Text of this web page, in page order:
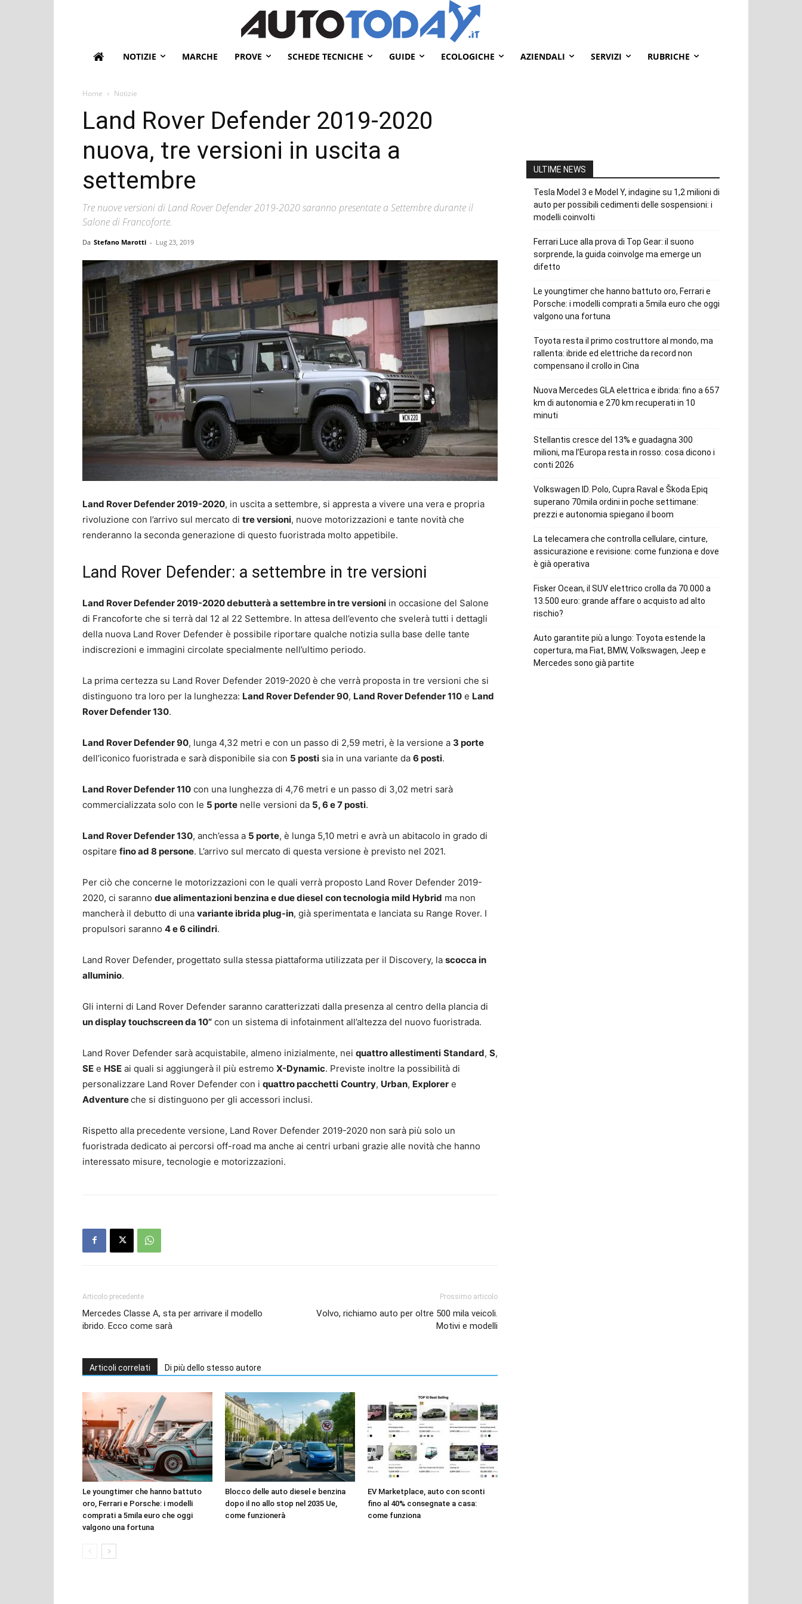
NOTIZIE MARCHE PROVE SCHEDE TECNICHE GUIDE ECOLOGICHE AZIENDALI SERVIZI RUBRICHE
Home Notizie
Land Rover Defender 2019-2020
nuova, tre versioni in uscita a
settembre
Tre nuove versioni di Land Rover Defender 2019-2020 saranno presentate a Settembre durante il
Salone di Francoforte.
Da Stefano Marotti - Lug 23, 2019
Land Rover Defender 2019-2020, in uscita a settembre, si appresta a vivere una vera e propria
rivoluzione con l’arrivo sul mercato di tre versioni, nuove motorizzazioni e tante novità che
renderanno la seconda generazione di questo fuoristrada molto appetibile.
Land Rover Defender: a settembre in tre versioni
Land Rover Defender 2019-2020 debutterà a settembre in tre versioni in occasione del Salone
di Francoforte che si terrà dal 12 al 22 Settembre. In attesa dell’evento che svelerà tutti i dettagli
della nuova Land Rover Defender è possibile riportare qualche notizia sulla base delle tante
indiscrezioni e immagini circolate specialmente nell’ultimo periodo.
La prima certezza su Land Rover Defender 2019-2020 è che verrà proposta in tre versioni che si
distinguono tra loro per la lunghezza: Land Rover Defender 90, Land Rover Defender 110 e Land
Rover Defender 130.
Land Rover Defender 90, lunga 4,32 metri e con un passo di 2,59 metri, è la versione a 3 porte
dell’iconico fuoristrada e sarà disponibile sia con 5 posti sia in una variante da 6 posti.
Land Rover Defender 110 con una lunghezza di 4,76 metri e un passo di 3,02 metri sarà
commercializzata solo con le 5 porte nelle versioni da 5, 6 e 7 posti.
Land Rover Defender 130, anch’essa a 5 porte, è lunga 5,10 metri e avrà un abitacolo in grado di
ospitare fino ad 8 persone. L’arrivo sul mercato di questa versione è previsto nel 2021.
Per ciò che concerne le motorizzazioni con le quali verrà proposto Land Rover Defender 2019-
2020, ci saranno due alimentazioni benzina e due diesel con tecnologia mild Hybrid ma non
mancherà il debutto di una variante ibrida plug-in, già sperimentata e lanciata su Range Rover. I
propulsori saranno 4 e 6 cilindri.
Land Rover Defender, progettato sulla stessa piattaforma utilizzata per il Discovery, la scocca in
alluminio.
Gli interni di Land Rover Defender saranno caratterizzati dalla presenza al centro della plancia di
un display touchscreen da 10” con un sistema di infotainment all’altezza del nuovo fuoristrada.
Land Rover Defender sarà acquistabile, almeno inizialmente, nei quattro allestimenti Standard, S,
SE e HSE ai quali si aggiungerà il più estremo X-Dynamic. Previste inoltre la possibilità di
personalizzare Land Rover Defender con i quattro pacchetti Country, Urban, Explorer e
Adventureche si distinguono per gli accessori inclusi.
Rispetto alla precedente versione, Land Rover Defender 2019-2020 non sarà più solo un
fuoristrada dedicato ai percorsi off-road ma anche ai centri urbani grazie alle novità che hanno
interessato misure, tecnologie e motorizzazioni.
Articolo precedente
Mercedes Classe A, sta per arrivare il modello
ibrido. Ecco come sarà
Prossimo articolo
Volvo, richiamo auto per oltre 500 mila veicoli.
Motivi e modelli
Articoli correlati Di più dello stesso autore
Le youngtimer che hanno battuto
oro, Ferrari e Porsche: i modelli
comprati a 5mila euro che oggi
valgono una fortuna
Blocco delle auto diesel e benzina
dopo il no allo stop nel 2035 Ue,
come funzionerà
EV Marketplace, auto con sconti
fino al 40% consegnate a casa:
come funziona
ULTIME NEWS
Tesla Model 3 e Model Y, indagine su 1,2 milioni di
auto per possibili cedimenti delle sospensioni: i
modelli coinvolti
Ferrari Luce alla prova di Top Gear: il suono
sorprende, la guida coinvolge ma emerge un
difetto
Le youngtimer che hanno battuto oro, Ferrari e
Porsche: i modelli comprati a 5mila euro che oggi
valgono una fortuna
Toyota resta il primo costruttore al mondo, ma
rallenta: ibride ed elettriche da record non
compensano il crollo in Cina
Nuova Mercedes GLA elettrica e ibrida: fino a 657
km di autonomia e 270 km recuperati in 10
minuti
Stellantis cresce del 13% e guadagna 300
milioni, ma l’Europa resta in rosso: cosa dicono i
conti 2026
Volkswagen ID. Polo, Cupra Raval e Škoda Epiq
superano 70mila ordini in poche settimane:
prezzi e autonomia spiegano il boom
La telecamera che controlla cellulare, cinture,
assicurazione e revisione: come funziona e dove
è già operativa
Fisker Ocean, il SUV elettrico crolla da 70.000 a
13.500 euro: grande affare o acquisto ad alto
rischio?
Auto garantite più a lungo: Toyota estende la
copertura, ma Fiat, BMW, Volkswagen, Jeep e
Mercedes sono già partite